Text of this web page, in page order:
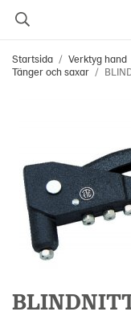
Startsida / Verktyg hand
Tänger och saxar /